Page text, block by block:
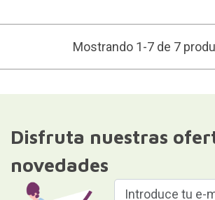
Mostrando 1-7 de 7
Disfruta nuestras
novedades